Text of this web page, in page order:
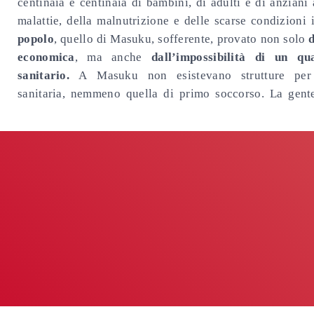
malattie, della malnutrizione e delle scarse condizioni
popolo, quello di Masuku, sofferente, provato non solo
economica, ma anche dall’impossibilità di un
sanitario.A Masuku non esistevano strutture per
sanitaria, nemmeno quella di primo soccorso. La